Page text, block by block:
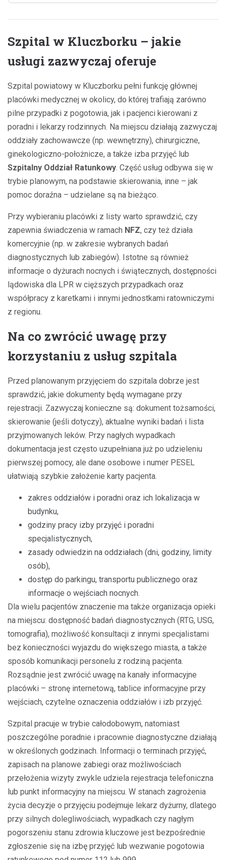
Szpital w Kluczborku – jakie
usługi zazwyczaj oferuje
Szpital powiatowy w Kluczborku pełni funkcję głównej
placówki medycznej w okolicy, do której trafiają zarówno
pilne przypadki z pogotowia, jak i pacjenci kierowani z
poradni i lekarzy rodzinnych. Na miejscu działają zazwyczaj
oddziały zachowawcze (np. wewnętrzny), chirurgiczne,
ginekologiczno-położnicze, a także izba przyjęć lub
Szpitalny Oddział Ratunkowy. Część usług odbywa się w
trybie planowym, na podstawie skierowania, inne – jak
pomoc doraźna – udzielane są na bieżąco.
Przy wybieraniu placówki z listy warto sprawdzić, czy
zapewnia świadczenia w ramach NFZ, czy też działa
komercyjnie (np. w zakresie wybranych badań
diagnostycznych lub zabiegów). Istotne są również
informacje o dyżurach nocnych i świątecznych, dostępności
lądowiska dla LPR w cięższych przypadkach oraz
współpracy z karetkami i innymi jednostkami ratowniczymi
z regionu.
Na co zwrócić uwagę przy
korzystaniu z usług szpitala
Przed planowanym przyjęciem do szpitala dobrze jest
sprawdzić, jakie dokumenty będą wymagane przy
rejestracji. Zazwyczaj konieczne są: dokument tożsamości,
skierowanie (jeśli dotyczy), aktualne wyniki badań i lista
przyjmowanych leków. Przy nagłych wypadkach
dokumentacja jest często uzupełniana już po udzieleniu
pierwszej pomocy, ale dane osobowe i numer PESEL
ułatwiają szybkie założenie karty pacjenta.
zakres oddziałów i poradni oraz ich lokalizacja w
budynku,
godziny pracy izby przyjęć i poradni
specjalistycznych,
zasady odwiedzin na oddziałach (dni, godziny, limity
osób),
dostęp do parkingu, transportu publicznego oraz
informacje o wejściach nocnych.
Dla wielu pacjentów znaczenie ma także organizacja opieki
na miejscu: dostępność badań diagnostycznych (RTG, USG,
tomografia), możliwość konsultacji z innymi specjalistami
bez konieczności wyjazdu do większego miasta, a także
sposób komunikacji personelu z rodziną pacjenta.
Rozsądnie jest zwrócić uwagę na kanały informacyjne
placówki – stronę internetową, tablice informacyjne przy
wejściach, czytelne oznaczenia oddziałów i izb przyjęć.
Szpital pracuje w trybie całodobowym, natomiast
poszczególne poradnie i pracownie diagnostyczne działają
w określonych godzinach. Informacji o terminach przyjęć,
zapisach na planowe zabiegi oraz możliwościach
przełożenia wizyty zwykle udziela rejestracja telefoniczna
lub punkt informacyjny na miejscu. W stanach zagrożenia
życia decyzje o przyjęciu podejmuje lekarz dyżurny, dlatego
przy silnych dolegliwościach, wypadkach czy nagłym
pogorszeniu stanu zdrowia kluczowe jest bezpośrednie
zgłoszenie się na izbę przyjęć lub wezwanie pogotowia